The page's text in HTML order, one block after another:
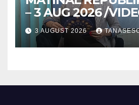
– 3 AUG 2026 /
3 AUGUST 2026